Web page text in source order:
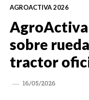
AGROACTIVA 2026
sobre
tractor
16/05/2026